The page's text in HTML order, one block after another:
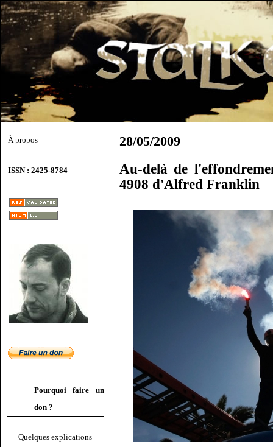
À propos
ISSN : 2425-8784
Pourquoi faire un
don ?
Quelques explications
28/05/2009
Au-delà de
4908 d'Alfred Franklin